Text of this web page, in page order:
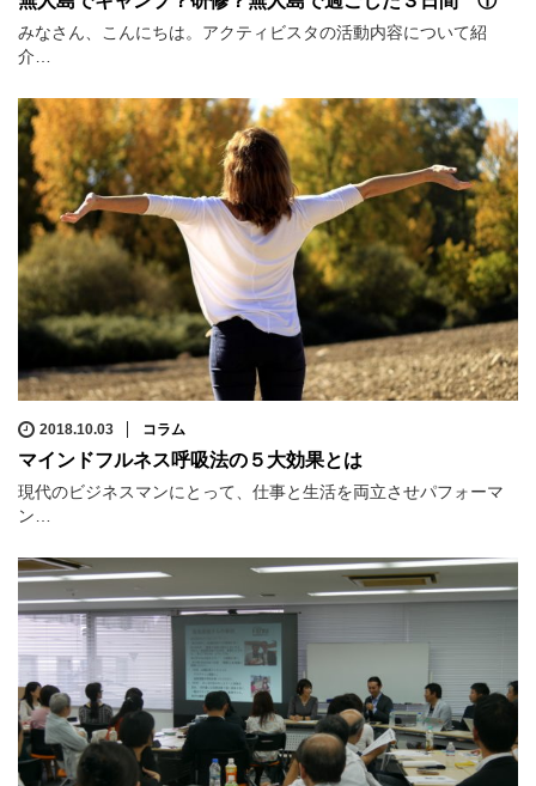
みなさん、こんにちは。アクティビスタの活動内容について紹
介…
2018.10.03 コラム
マインドフルネス呼吸法の５大効果とは
現代のビジネスマンにとって、仕事と生活を両立させパフォーマ
ン…